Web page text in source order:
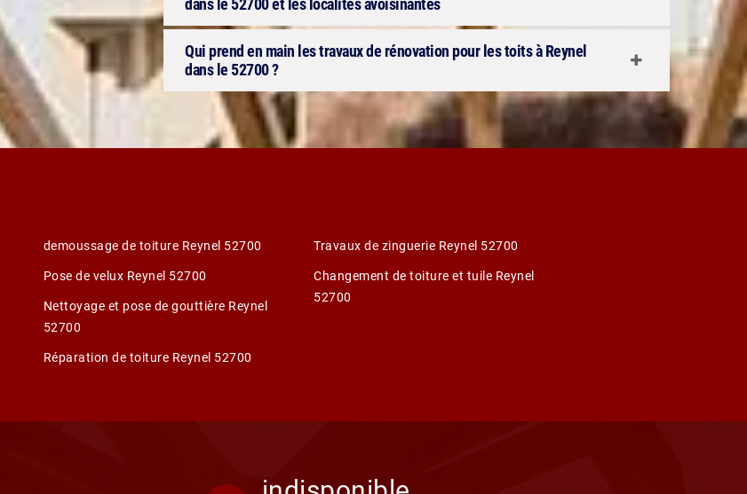
Qui prend en main les travaux de rénovation pour les toits à Reynel
dans le 52700 ?
demoussage de toiture Reynel 52700
Pose de velux Reynel 52700
Nettoyage et pose de gouttière Reynel
52700
Réparation de toiture Reynel 52700
Travaux de zinguerie Reynel 52700
Changement de toiture et tuile Reynel
52700